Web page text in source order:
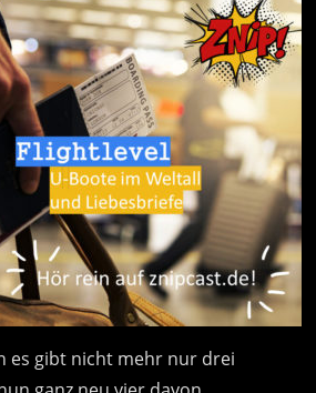
es gibt nicht mehr nur drei